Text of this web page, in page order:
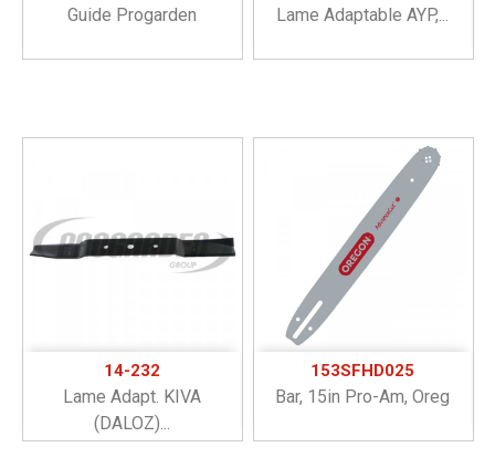
Guide Progarden Lame Adaptable AYP,...
14-232
Lame Adapt. KIVA
(DALOZ)...
153SFHD025
Bar, 15in Pro-Am, Oreg